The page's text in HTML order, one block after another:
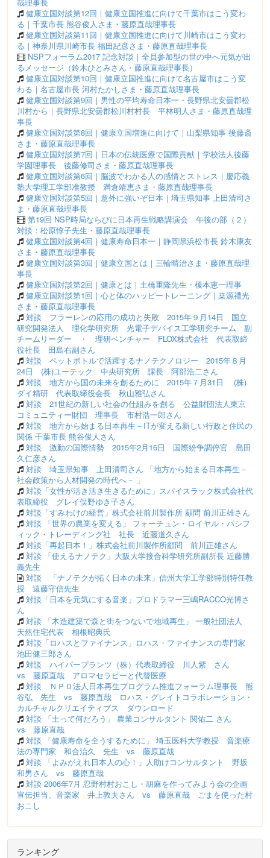
健康立国対談第12回｜健康立国推進に向けて千葉市はこう変わ
る｜千葉市長 熊谷俊人さま・藤原直哉理事長
健康立国対談第11回｜健康立国推進に向けて川崎市はこう変わ
る｜神奈川県川崎市長 福田紀彦さま・藤原直哉理事長
NSPフォーラム2017 記念対談｜全員参加型の世の中へ元気が出
るメッセージ（鈴木ひとみさん・藤原直哉理事長）
健康立国対談第10回｜健康立国推進に向けて名古屋市はこう変
わる｜名古屋市長 河村たかしさま・藤原直哉理事長
健康立国対談第9回｜男性の平均寿命日本一・長野県北安曇郡松
川村から｜長野県北安曇郡松川村村長 平林明人さま・藤原直哉理
事長
健康立国対談第8回｜健康立国増進に向けて｜山梨県知事 後藤斎
さま・藤原直哉理事長
健康立国対談第7回｜日本の伝統医療で国際貢献｜学校法人後藤
学園理事長 後藤修司さま・藤原直哉理事長
健康立国対談第6回｜脳波でわかる人の感情とストレス｜慶応義
塾大学理工学部准教授 満倉靖恵さま・藤原直哉理事長
健康立国対談第5回｜意外に強いぞ日本｜埼玉県知事 上田清司さ
ま・藤原直哉理事長
第19回 NSP時局ならびに日本再生戦略講演会 午後の部（２）
対談：松原惇子先生・藤原直哉理事長
健康立国対談第4回｜健康寿命日本一｜静岡県浜松市長 鈴木康友
さま・藤原直哉理事長
健康立国対談第3回｜健康立国とは｜三輪晴治さま・藤原直哉理
事長
健康立国対談第2回｜健康とは｜土橋重隆先生・榎本恵一理事
健康立国対談第1回｜心と体のハッピートレーニング｜桒源禮光
さま・藤原直哉理事長
対談 フラーレンの応用の成功と失敗 2015年９月14日 国立
研究開発法人 理化学研究所 光電子デバイス工学研究チーム 副
チームリーダー ・ 理研ベンチャー FLOX株式会社 代表取締
役社長 田島右副さん
対談 ペットボトルで活躍するナノテクノロジー 2015年８月
24日 (株)ユーテック 中央研究所 課長 阿部浩二さん
対談 地方から国の未来を創るために 2015年７月31日 (株)
ダイ精研 代表取締役会長 秋山雅弘さん
対談 21世紀の新しい社会の仕組みを創る 公益財団法人東京
コミュニティー財団 理事長 市村浩一郎さん
対談 地方から始まる日本再生－ITが変える新しい行政と住民の
関係 千葉市長 熊谷俊人さん
対談 激動の国際情勢 2015年2月16日 国際紛争調停官 島田
久仁彦さん
対談 埼玉県知事 上田清司さん 「地方から始まる日本再生－
社会政策から人材開発の時代へ－ 」
対談「女性が活き活き生きるために」スパイスラック株式会社代
表取締役 グレイ俣野ゆき子さん
対談「すみわけの経営」株式会社前川製作所 顧問 前川正雄さん
対談 「世界の農業を変える」 フォーチュン・ロイヤル・パシフ
ィック・トレーディング社 社長 近藤道久さん
対談「再起日本！」株式会社前川製作所顧問 前川正雄さん
対談 「使えるナノテク」大阪大学接合科学研究所副所長 近藤勝
義先生
対談 「ナノテクが拓く日本の未来」信州大学工学部特別特任教
授 遠藤守信先生
対談「日本を元気にする音楽」プロドラマー三嶋RACCO光博さ
ん
対談 「木造建築で森と街をつないで地域再生」 一般社団法人
天然住宅代表 相根昭典氏
対談「ロハスとファイナンス」ロハス・ファイナンスの専門家
池田健三郎さん
対談 ハイパープランツ（株）代表取締役 川人紫 さん
vs 藤原直哉 アロマセラピーと代替医療
対談 ＮＰＯ法人日本再生プログラム推進フォーラム理事長 熊
谷弘 先生 vs 藤原直哉 ロハス・グレイトコラボレーション・
カルチャルクリエイティブス ダウンロード
対談 「土って何だろう」 農業コンサルタント 関佑二 さん
vs 藤原直哉
対談 「健康寿命を全うするために」 埼玉医科大学教授 音楽療
法の専門家 和合治久 先生 vs 藤原直哉
対談 「よみがえれ日本人の心！」人助けコンサルタント 野坂
和男さん vs 藤原直哉
対談 2006年7月 忍野村村おこし・胡麻を作ってみよう会の企画
宣伝担当、音楽家 井上敦夫さん vs 藤原直哉 ごまを使った村
おこし
ランキング